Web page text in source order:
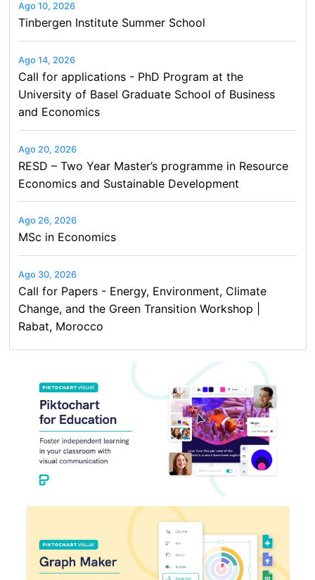
Ago 10, 2026
Tinbergen Institute Summer School
Ago 14, 2026
Call for applications - PhD Program at the
University of Basel Graduate School of Business
and Economics
Ago 20, 2026
RESD – Two Year Master’s programme in Resource
Economics and Sustainable Development
Ago 26, 2026
MSc in Economics
Ago 30, 2026
Call for Papers - Energy, Environment, Climate
Change, and the Green Transition Workshop |
Rabat, Morocco